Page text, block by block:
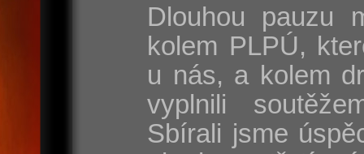
Dlouhou pauzu
kolem PLPÚ,
u nás, a kolem
vyplnili
Sbírali jsme